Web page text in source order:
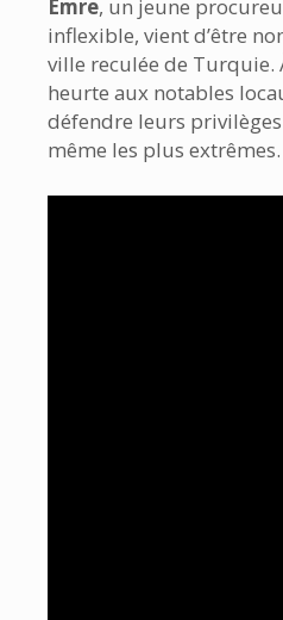
Emre, un jeune
inflexible, vient d’être
ville reculée de Turquie.
heurte aux notables
défendre leurs
même les plus extrêmes.